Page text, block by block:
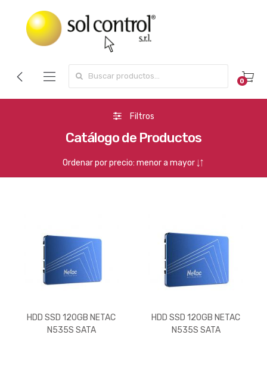
0
Filtros
Catálogo de Productos
HDD SSD 120GB NETAC
N535S SATA
HDD SSD 120GB NETAC
N535S SATA